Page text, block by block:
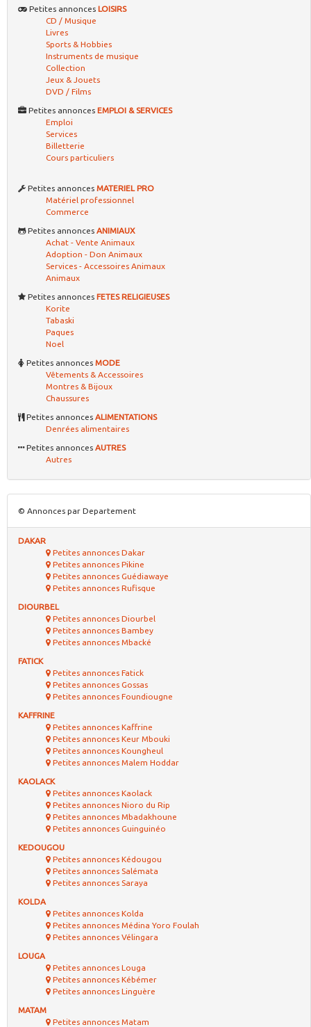
Petites annonces LOISIRS
CD / Musique
Livres
Sports & Hobbies
Instruments de musique
Collection
Jeux & Jouets
DVD / Films
Petites annonces EMPLOI & SERVICES
Emploi
Services
Billetterie
Cours particuliers
Petites annonces MATERIEL PRO
Matériel professionnel
Commerce
Petites annonces ANIMIAUX
Achat - Vente Animaux
Adoption - Don Animaux
Services - Accessoires Animaux
Animaux
Petites annonces FETES RELIGIEUSES
Korite
Tabaski
Paques
Noel
Petites annonces MODE
Vêtements & Accessoires
Montres & Bijoux
Chaussures
Petites annonces ALIMENTATIONS
Denrées alimentaires
Petites annonces AUTRES
Autres
© Annonces par Departement
DAKAR
Petites annonces Dakar
Petites annonces Pikine
Petites annonces Guédiawaye
Petites annonces Rufisque
DIOURBEL
Petites annonces Diourbel
Petites annonces Bambey
Petites annonces Mbacké
FATICK
Petites annonces Fatick
Petites annonces Gossas
Petites annonces Foundiougne
KAFFRINE
Petites annonces Kaffrine
Petites annonces Keur Mbouki
Petites annonces Koungheul
Petites annonces Malem Hoddar
KAOLACK
Petites annonces Kaolack
Petites annonces Nioro du Rip
Petites annonces Mbadakhoune
Petites annonces Guinguinéo
KEDOUGOU
Petites annonces Kédougou
Petites annonces Salémata
Petites annonces Saraya
KOLDA
Petites annonces Kolda
Petites annonces Médina Yoro Foulah
Petites annonces Vélingara
LOUGA
Petites annonces Louga
Petites annonces Kébémer
Petites annonces Linguère
MATAM
Petites annonces Matam